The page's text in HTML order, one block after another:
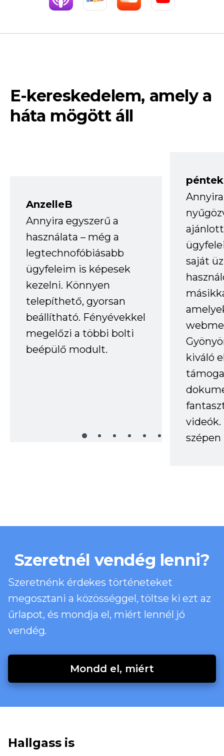
E-kereskedelem, amely a
háta mögött áll
AnzelleB
Annyira egyszerű a
használata – még a
legtechnofóbiásabb
ügyfeleim is képesek
kezelni. Könnyen
telepíthető, gyorsan
beállítható. Fényévekkel
megelőzi a többi bolti
beépülő modult.
saját
kiváló
videók.
Szeretnél vendég lenni?
Szeretnénk érdekes történeteket
megosztani a közösséggel, töltse ki ezt az
űrlapot, és mondja el, miért lennél jó
vendég.
Mondd el, miért
Hallgass is